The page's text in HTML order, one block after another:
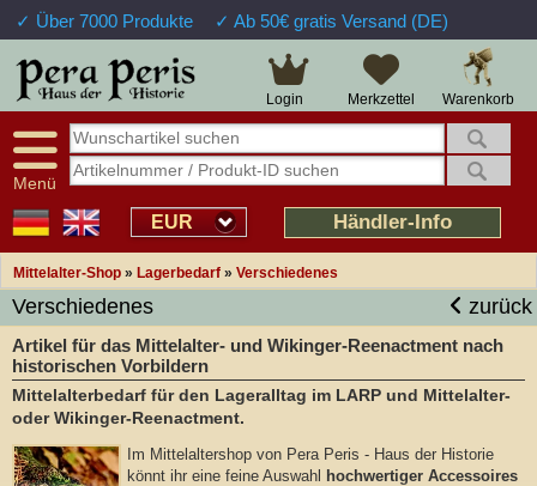
✓ Über 7000 Produkte ✓ Ab 50€ gratis Versand (DE)
Warenkorb
Merkzettel
Login
Menü
EUR Händler-Info
Mittelalter-Shop » Lagerbedarf » Verschiedenes
Verschiedenes zurück
Artikel für das Mittelalter- und Wikinger-Reenactment nach
historischen Vorbildern
Mittelalterbedarf für den Lageralltag im LARP und Mittelalter-
oder Wikinger-Reenactment.
Im Mittelaltershop von Pera Peris - Haus der Historie
könnt ihr eine feine Auswahl hochwertiger Accessoires